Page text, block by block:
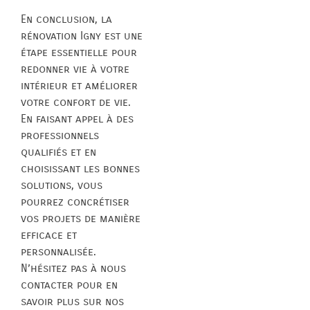
En conclusion, la
rénovation Igny est une
étape essentielle pour
redonner vie à votre
intérieur et améliorer
votre confort de vie.
En faisant appel à des
professionnels
qualifiés et en
choisissant les bonnes
solutions, vous
pourrez concrétiser
vos projets de manière
efficace et
personnalisée.
N’hésitez pas à nous
contacter pour en
savoir plus sur nos